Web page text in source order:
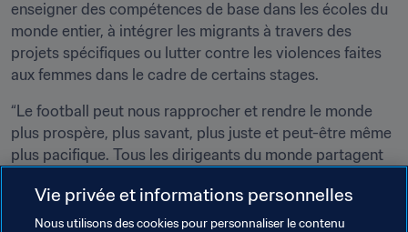
enseigner des compétences de base dans les écoles du
monde entier, à intégrer les migrants à travers des
projets spécifiques ou lutter contre les violences faites
aux femmes dans le cadre de certains stages.
“Le football peut nous rapprocher et rendre le monde
plus prospère, plus savant, plus juste et peut-être même
plus pacifique. Tous les dirigeants du monde partagent
un partenaire crédible et fiable", a déclaré le Président de
la FIFA.
Vie privée et informations personnelles
Nous utilisons des cookies pour personnaliser le contenu